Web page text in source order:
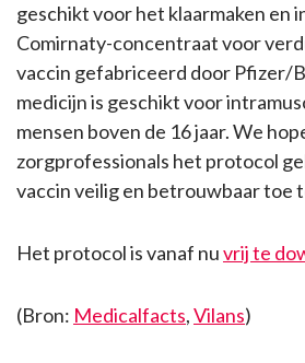
geschikt voor het klaarmaken en
Comirnaty-concentraat voor
vaccin gefabriceerd door Pfizer/
medicijn is geschikt voor
mensen boven de 16 jaar. We
zorgprofessionals het protocol
vaccin veilig en betrouwbaar toe
Het protocol is vanaf nuvrij te
(Bron: Medicalfacts,Vilans)